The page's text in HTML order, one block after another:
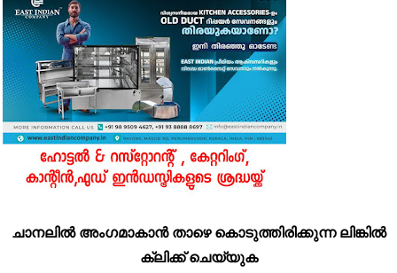
ചാനലിൽ അംഗമാകാൻ താഴെ കൊടുത്തിരിക്കുന്ന ലിങ്കിൽ
ക്ലിക്ക് ചെയ്യുക